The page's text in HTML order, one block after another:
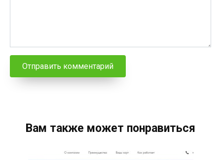
Вам также может понравиться